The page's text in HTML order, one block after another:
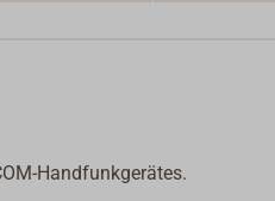
Handfunkgerätes.